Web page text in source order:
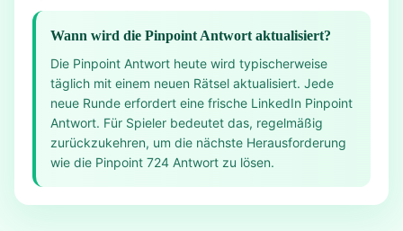
Wann wird die Pinpoint Antwort aktualisiert?
Die Pinpoint Antwort heute wird typischerweise
täglich mit einem neuen Rätsel aktualisiert. Jede
neue Runde erfordert eine frische LinkedIn Pinpoint
Antwort. Für Spieler bedeutet das, regelmäßig
zurückzukehren, um die nächste Herausforderung
wie die Pinpoint 724 Antwort zu lösen.